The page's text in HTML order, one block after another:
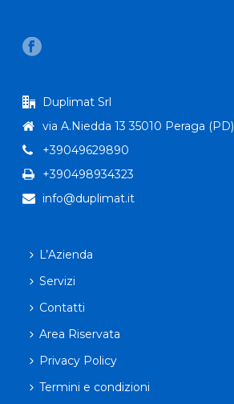
Duplimat Srl
via A.Niedda 13 35010 Peraga (PD)
+39049629890
+390498934323
info@duplimat.it
L’Azienda
Servizi
Contatti
Area Riservata
Privacy Policy
Termini e condizioni